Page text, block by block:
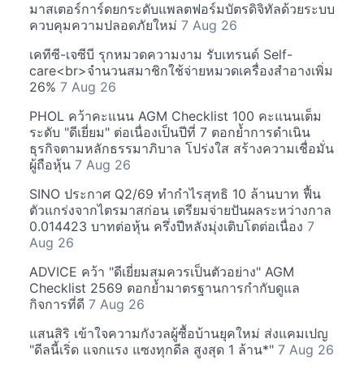
มาสเตอร์การ์ดยกระดับแพลตฟอร์มบัตรดิจิทัลด้วยระบบ
ควบคุมความปลอดภัยใหม่ 7 Aug 26
เคทีซี-เจซีบี รุกหมวดความงาม รับเทรนด์ Self-
care<br>จำนวนสมาชิกใช้จ่ายหมวดเครื่องสำอางเพิ่ม
26% 7 Aug 26
PHOL คว้าคะแนน AGM Checklist 100 คะแนนเต็ม
ระดับ "ดีเยี่ยม" ต่อเนื่องเป็นปีที่ 7 ตอกย้ำการดำเนิน
ธุรกิจตามหลักธรรมาภิบาล โปร่งใส สร้างความเชื่อมั่น
ผู้ถือหุ้น 7 Aug 26
SINO ประกาศ Q2/69 ทำกำไรสุทธิ 10 ล้านบาท ฟื้น
ตัวแกร่งจากไตรมาสก่อน เตรียมจ่ายปันผลระหว่างกาล
0.014423 บาทต่อหุ้น ครึ่งปีหลังมุ่งเติบโตต่อเนื่อง 7
Aug 26
ADVICE คว้า "ดีเยี่ยมสมควรเป็นตัวอย่าง" AGM
Checklist 2569 ตอกย้ำมาตรฐานการกำกับดูแล
กิจการที่ดี 7 Aug 26
แสนสิริ เข้าใจความกังวลผู้ซื้อบ้านยุคใหม่ ส่งแคมเปญ
"ดีลนี้เริ่ด แจกแรง แซงทุกดีล สูงสุด 1 ล้าน*" 7 Aug 26